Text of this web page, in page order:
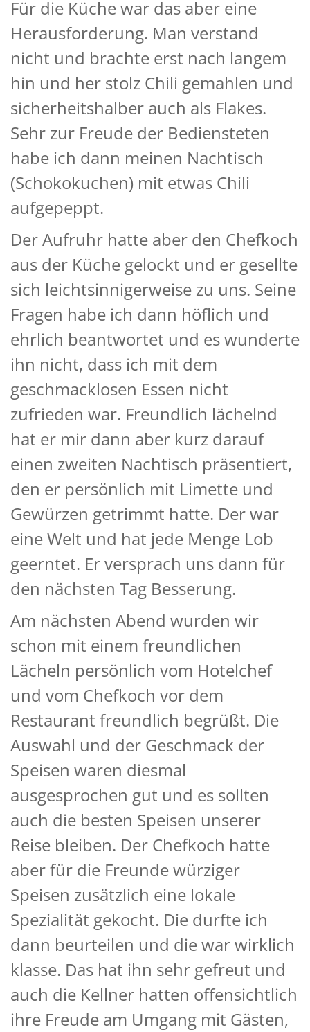
Für die Küche war das aber eine
Herausforderung. Man verstand
nicht und brachte erst nach langem
hin und her stolz Chili gemahlen und
sicherheitshalber auch als Flakes.
Sehr zur Freude der Bediensteten
habe ich dann meinen Nachtisch
(Schokokuchen) mit etwas Chili
aufgepeppt.
Der Aufruhr hatte aber den Chefkoch
aus der Küche gelockt und er gesellte
sich leichtsinnigerweise zu uns. Seine
Fragen habe ich dann höflich und
ehrlich beantwortet und es wunderte
ihn nicht, dass ich mit dem
geschmacklosen Essen nicht
zufrieden war. Freundlich lächelnd
hat er mir dann aber kurz darauf
einen zweiten Nachtisch präsentiert,
den er persönlich mit Limette und
Gewürzen getrimmt hatte. Der war
eine Welt und hat jede Menge Lob
geerntet. Er versprach uns dann für
den nächsten Tag Besserung.
Am nächsten Abend wurden wir
schon mit einem freundlichen
Lächeln persönlich vom Hotelchef
und vom Chefkoch vor dem
Restaurant freundlich begrüßt. Die
Auswahl und der Geschmack der
Speisen waren diesmal
ausgesprochen gut und es sollten
auch die besten Speisen unserer
Reise bleiben. Der Chefkoch hatte
aber für die Freunde würziger
Speisen zusätzlich eine lokale
Spezialität gekocht. Die durfte ich
dann beurteilen und die war wirklich
klasse. Das hat ihn sehr gefreut und
auch die Kellner hatten offensichtlich
ihre Freude am Umgang mit Gästen,